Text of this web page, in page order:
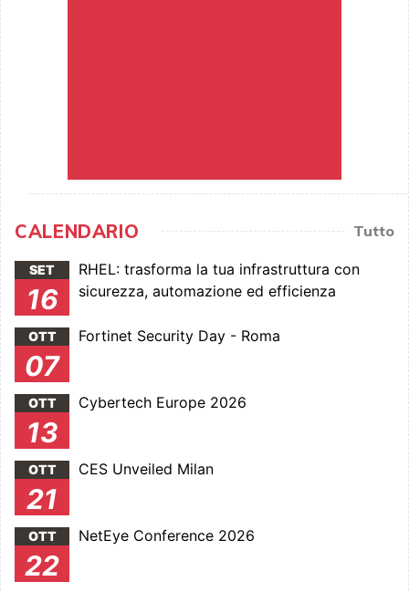
CALENDARIO Tutto
SET
16
RHEL: trasforma la tua infrastruttura con
sicurezza, automazione ed efficienza
OTT
07
Fortinet Security Day - Roma
OTT
13
Cybertech Europe 2026
OTT
21
CES Unveiled Milan
OTT
22
NetEye Conference 2026